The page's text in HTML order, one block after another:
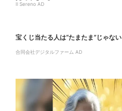
Il Sereno AD
宝くじ当たる人は“たまたま”じゃない
合同会社デジタルファーム AD